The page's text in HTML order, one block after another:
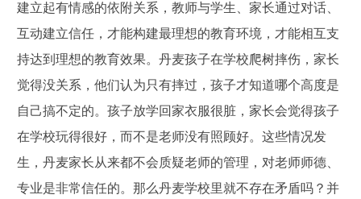
建立起有情感的依附关系，教师与学生、家长通过对话、
互动建立信任，才能构建最理想的教育环境，才能相互支
持达到理想的教育效果。丹麦孩子在学校爬树摔伤，家长
觉得没关系，他们认为只有摔过，孩子才知道哪个高度是
自己搞不定的。孩子放学回家衣服很脏，家长会觉得孩子
在学校玩得很好，而不是老师没有照顾好。这些情况发
生，丹麦家长从来都不会质疑老师的管理，对老师师德、
专业是非常信任的。那么丹麦学校里就不存在矛盾吗？并